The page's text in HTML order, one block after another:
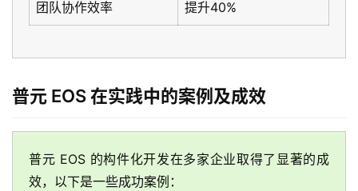
品
团队协作效率 提升40%
普元 EOS 在实践中的案例及成效
普元 EOS 的构件化开发在多家企业取得了显著的成
效，以下是一些成功案例：